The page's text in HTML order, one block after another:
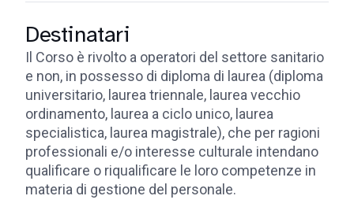
Destinatari
Il Corso è rivolto a operatori del settore sanitario
e non, in possesso di diploma di laurea (diploma
universitario, laurea triennale, laurea vecchio
ordinamento, laurea a ciclo unico, laurea
specialistica, laurea magistrale), che per ragioni
professionali e/o interesse culturale intendano
qualificare o riqualificare le loro competenze in
materia di gestione del personale.